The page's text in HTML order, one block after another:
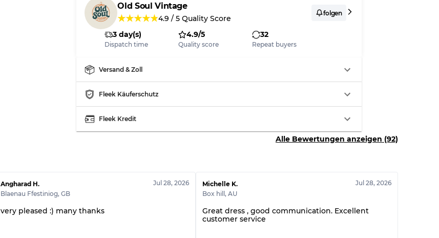
Note BLeicht gebraucht
Note CSichtbare Abnutzung mit Flecken
Note AB
Note BC
60% B, 40% C
30% A, 40% B, 30% C
Old Soul Vintage
★★★★★4.9 /5 Quality Score
folgen
3 day(s)
Dispatch time
4.9/5
Quality score
32
Repeat buyers
Versand & Zoll
Fleek Käuferschutz
Fleek Kredit
Alle Bewertungen anzeigen (92)
Angharad H.
Blaenau Ffestiniog, GB
Jul 28, 2026
very pleased :) many thanks
Michelle K.
Box hill,AU
Jul 28, 2026
Great dress , good communication. Excellent
customer service